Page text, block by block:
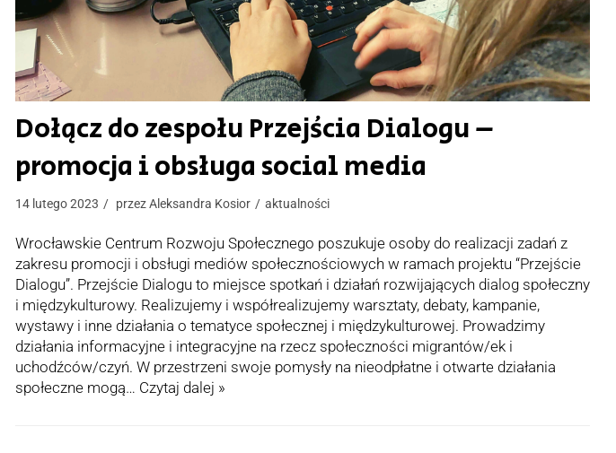
Dołącz do zespołu Przejścia Dialogu –
promocja i obsługa social media
14 lutego 2023 przezAleksandra Kosior aktualności
Wrocławskie Centrum Rozwoju Społecznego poszukuje osoby do realizacji zadań z
zakresu promocji i obsługi mediów społecznościowych w ramach projektu “Przejście
Dialogu”. Przejście Dialogu to miejsce spotkań i działań rozwijających dialog społeczny
i międzykulturowy. Realizujemy i współrealizujemy warsztaty, debaty, kampanie,
wystawy i inne działania o tematyce społecznej i międzykulturowej. Prowadzimy
działania informacyjne i integracyjne na rzecz społeczności migrantów/ek i
uchodźców/czyń. W przestrzeni swoje pomysły na nieodpłatne i otwarte działania
społeczne mogą… Czytaj dalej »